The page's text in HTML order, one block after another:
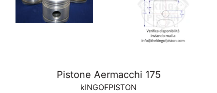
Pistone Aermacchi 175
kINGOFPISTON